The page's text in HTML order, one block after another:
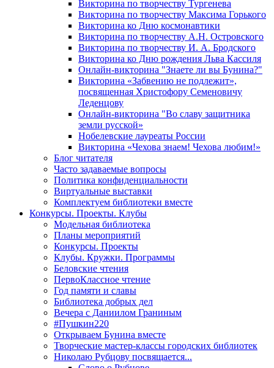
Викторина по творчеству Тургенева
Викторина по творчеству Максима Горького
Викторина ко Дню космонавтики
Викторина по творчеству А.Н. Островского
Викторина по творчеству И. А. Бродского
Викторина ко Дню рождения Льва Кассиля
Онлайн-викторина "Знаете ли вы Бунина?"
Викторина «Забвению не подлежит»,
посвященная Христофору Семеновичу
Леденцову
Онлайн-викторина "Во славу защитника
земли русской»
Нобелевские лауреаты России
Викторина «Чехова знаем! Чехова любим!»
Блог читателя
Часто задаваемые вопросы
Политика конфиденциальности
Виртуальные выставки
Комплектуем библиотеки вместе
Конкурсы. Проекты. Клубы
Модельная библиотека
Планы мероприятий
Конкурсы. Проекты
Клубы. Кружки. Программы
Беловские чтения
ПервоКлассное чтение
Год памяти и славы
Библиотека добрых дел
Вечера с Даниилом Граниным
#Пушкин220
Открываем Бунина вместе
Творческие мастер-классы городских библиотек
Николаю Рубцову посвящается...